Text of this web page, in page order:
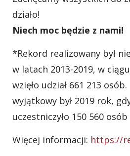
działo!
Niech moc będzie z nami!
*Rekord realizowany był
w latach 2013-2019, w
wzięło udział 661 213
wyjątkowy był 2019 rok,
uczestniczyło 150 560
Więcej informacji: https://